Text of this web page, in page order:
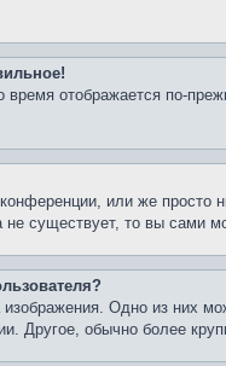
отображается по-
или же
не существует, то вы
Одно из них
Другое, обычно более